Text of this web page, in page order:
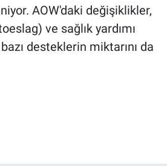
AOW'daki değişiklikler,
ve sağlık yardımı
desteklerin miktarını da